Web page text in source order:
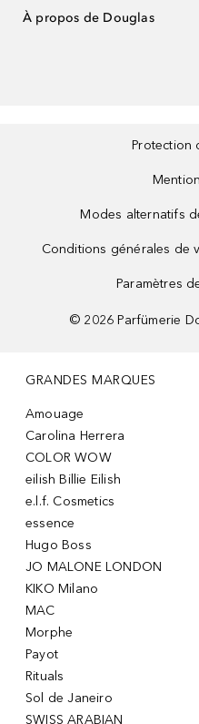
À propos de Douglas
Protection
Modes alternatifs
Conditions générales de
Paramètres
© 2026 Parfümerie
GRANDES MARQUES
Amouage
Carolina Herrera
COLOR WOW
eilish Billie Eilish
e.l.f. Cosmetics
essence
Hugo Boss
JO MALONE LONDON
KIKO Milano
MAC
Morphe
Payot
Rituals
Sol de Janeiro
SWISS ARABIAN